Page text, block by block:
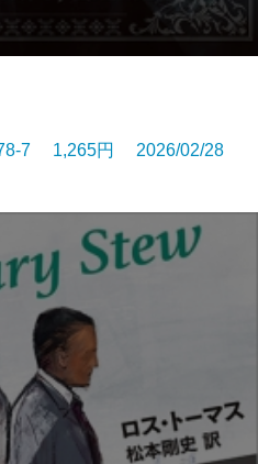
7 1,265円 2026/02/28